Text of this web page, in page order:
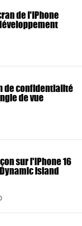
de l'iPhone
de confidentialité
de vue
sur l'iPhone 16
Island